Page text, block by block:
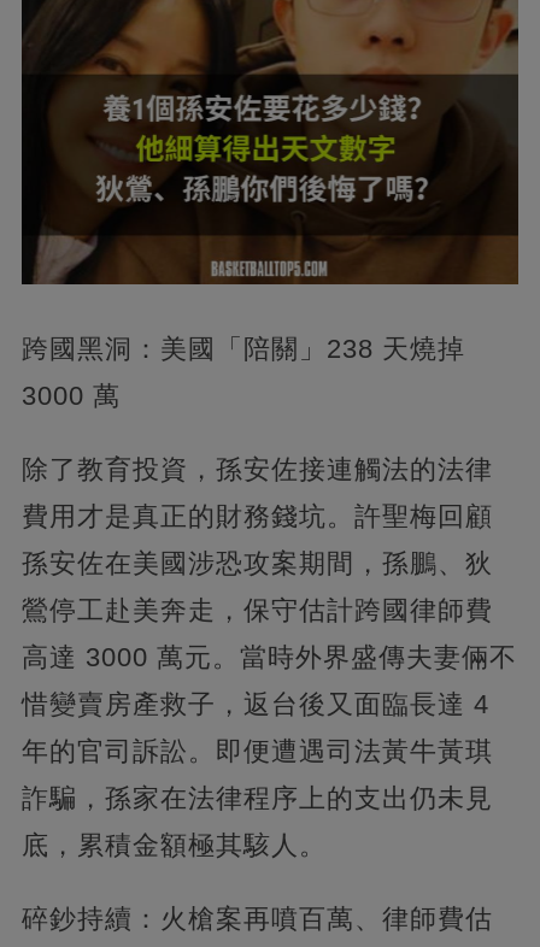
跨國黑洞：美國「陪關」238 天燒掉
3000 萬
除了教育投資，孫安佐接連觸法的法律
費用才是真正的財務錢坑。許聖梅回顧
孫安佐在美國涉恐攻案期間，孫鵬、狄
鶯停工赴美奔走，保守估計跨國律師費
高達 3000 萬元。當時外界盛傳夫妻倆不
惜變賣房產救子，返台後又面臨長達 4
年的官司訴訟。即便遭遇司法黃牛黃琪
詐騙，孫家在法律程序上的支出仍未見
底，累積金額極其駭人。
碎鈔持續：火槍案再噴百萬、律師費估